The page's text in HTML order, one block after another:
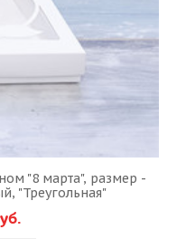
"8 марта", размер -
"Треугольная"